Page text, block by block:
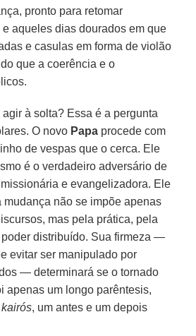
pronto para retomar
aqueles dias dourados em que
e casulas em forma de violão
que a coerência e o
à solta? Essa é a pergunta
O novo Papa procede com
de vespas que o cerca. Ele
é o verdadeiro adversário de
e evangelizadora. Ele
mudança não se impõe apenas
mas pela prática, pela
distribuído. Sua firmeza —
evitar ser manipulado por
— determinará se o tornado
apenas um longo parêntesis,
kairós, um antes e um depois